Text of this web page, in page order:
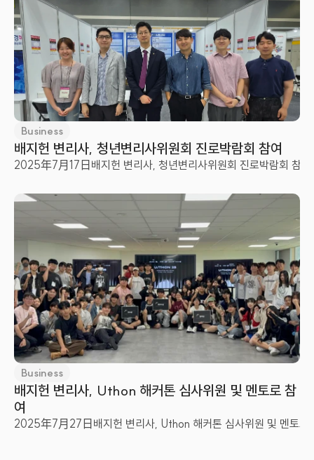
Business
배지헌 변리사, 청년변리사위원회 진로박람회 참여
2025年7月17日 배지헌 변리사, 청년변리사위원회 진로박람회 참여
Business
배지헌 변리사, Uthon 해커톤 심사위원 및 멘토로 참
여
2025年7月27日 배지헌 변리사, Uthon 해커톤 심사위원 및 멘토로